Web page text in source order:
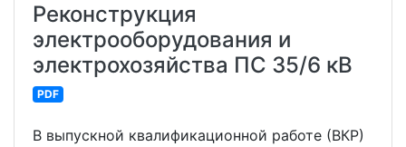
Реконструкция
электрооборудования и
электрохозяйства ПС 35/6 кВ
PDF
В выпускной квалификационной работе (ВКР)